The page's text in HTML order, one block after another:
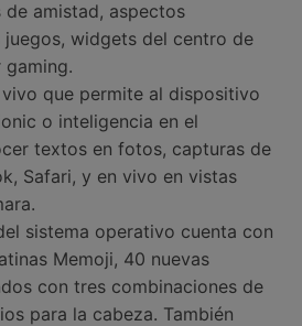
amistad, aspectos
widgets del centro de
gaming.
que permite al dispositivo
o inteligencia en el
textos en fotos, capturas de
Safari, y en vivo en vistas
sistema operativo cuenta con
Memoji, 40 nuevas
con tres combinaciones de
para la cabeza. También